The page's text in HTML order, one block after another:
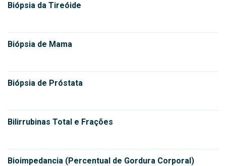
Biópsia da Tireóide
Biópsia de Mama
Biópsia de Próstata
Bilirrubinas Total e Frações
Bioimpedancia (Percentual de Gordura Corporal)